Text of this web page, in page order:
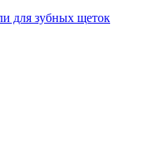
для зубных щеток